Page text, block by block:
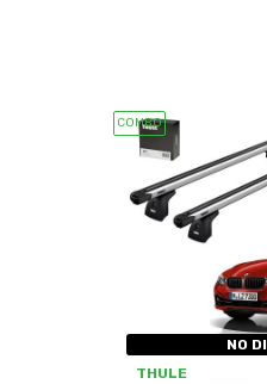
COMBO
NO
THULE